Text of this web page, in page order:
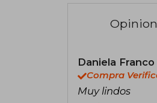
Daniela Franco
Compra
Muy lindos